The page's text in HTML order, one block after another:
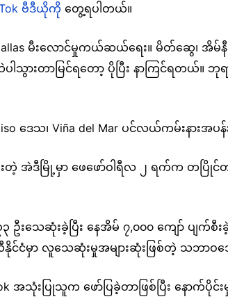
ဗီဒီယိုကို တွေ့ရပါတယ်။
မီးလောင်မှုကယ်ဆယ်ရေး။ မိတ်ဆွေ၊ အိမ်
သွားတာမြင်ရတော့ ပိုပြီး နာကြင်ရတယ်။
ဒေသ၊ Viña del Mar ပင်လယ်ကမ်းနာ
တဲ့ အဲဒီမြို့မှာ ဖေဖော်ဝါရီလ ၂ ရက်က တပြိုင်
ဦးသေဆုံးခဲ့ပြီး နေအိမ် ၇,၀၀၀ ကျော် ပျ
လီနိုင်ငံမှာ လူသေဆုံးမှုအများဆုံးဖြစ်တဲ့ သဘာဝ
အသုံးပြုသူက ဖော်ပြခဲ့တာဖြစ်ပြီး နောက်